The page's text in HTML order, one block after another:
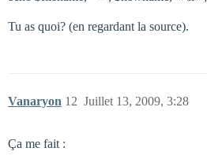
Tu as quoi? (en regardant la source).
Vanaryon Juillet 13, 2009, 3:28
12
Ça me fait :